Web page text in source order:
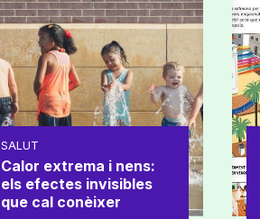
SALUT
Calor extrema i nens:
els efectes invisibles
que cal conèixer